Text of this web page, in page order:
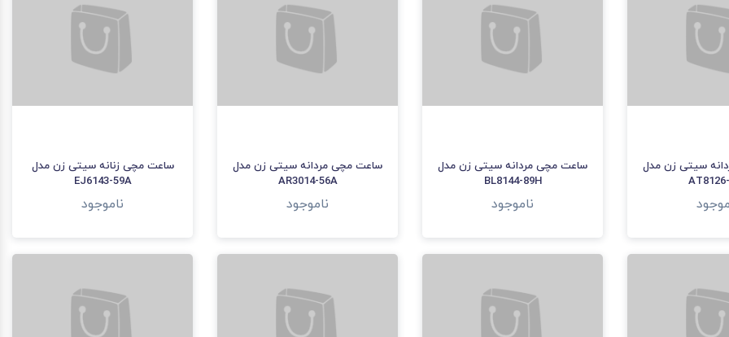
سیتی زن مدل
ساعت مچی مردانه سیتی زن مدل
BL8144-89H
ناموجود
ساعت مچی مردانه سیتی زن مدل
AR3014-56A
ناموجود
ساعت مچی زنانه سیتی زن مدل
EJ6143-59A
ناموجود